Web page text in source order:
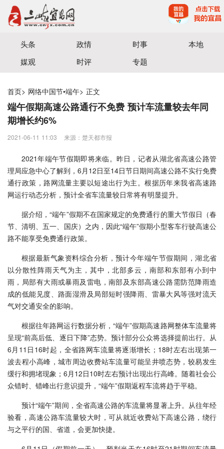
宜昌三峡融媒体中心主办
头条 政情 时事
本地
媒观
时评 专题
首页> 网络中国节•端午> 正文
端午假期高速公路通行不免费 预计车流量较去年同
期增长约6%
2021-06-11 11:03 来源：楚天都市报
2021年端午节假期即将来临。昨日，记者从湖北省高速公路管
理局应急中心了解到，6月12日至14日节日期间高速公路不实行免费
通行政策，路网流量主要以短途出行为主。根据历年来我省高速路
网运行动态分析，预计全省车流量较日常将有明显提升。
据介绍，“端午”假期不在国家规定的免费通行的重大节假日（春
节、清明、五一、国庆）之内，因此“端午”假期小型客车行驶高速公
路不能享受免费通行政策。
根据最新气象资料综合分析，预计今年端午节假期间，湖北省
以分散性阵雨天气为主，其中，北部多云，南部和东部有小到中
雨，局部有大雨或暴雨及雷电，南部及东部高速公路需防范降雨造
成的低能见度、路面湿滑及局部短时强降雨、雷暴大风等强对流天
气对交通安全的影响。
根据往年路网运行数据分析，“端午”假期高速路网整体车流量将
呈现“前高后低、逐日下降”态势。预计部分公众将选择提前出行。从
6月11日16时起，全省路网车流量将逐渐增长；18时左右出现第一
波去程小高峰，城市周边收费站车流量可能呈井喷态势，较易发生
缓行和拥堵现象；6月12日10时左右预计出现出行高峰。随着社会公
众错时、错峰出行意识提升，“端午”假期返程车流将趋于平稳。
预计“端午”期间，全省高速公路的车流量将显著上升。从往年经
验看，高速公路车流量较大时，可从就近收费站下高速公路，绕行
与之平行的国、省道，会更加快捷。